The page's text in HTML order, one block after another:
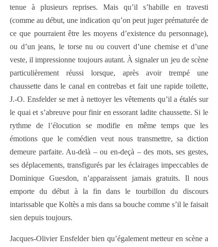
tenue à plusieurs reprises. Mais qu’il s’habille en travesti
(comme au début, une indication qu’on peut juger prématurée de
ce que pourraient être les moyens d’existence du personnage),
ou d’un jeans, le torse nu ou couvert d’une chemise et d’une
veste, il impressionne toujours autant. À signaler un jeu de scène
particulièrement réussi lorsque, après avoir trempé une
chaussette dans le canal en contrebas et fait une rapide toilette,
J.-O. Ensfelder se met à nettoyer les vêtements qu’il a étalés sur
le quai et s’abreuve pour finir en essorant ladite chaussette. Si le
rythme de l’élocution se modifie en même temps que les
émotions que le comédien veut nous transmettre, sa diction
demeure parfaite. Au-delà – ou en-deçà – des mots, ses gestes,
ses déplacements, transfigurés par les éclairages impeccables de
Dominique Guesdon, n’apparaissent jamais gratuits. Il nous
emporte du début à la fin dans le tourbillon du discours
intarissable que Koltès a mis dans sa bouche comme s’il le faisait
sien depuis toujours.
Jacques-Olivier Ensfelder bien qu’également metteur en scène a